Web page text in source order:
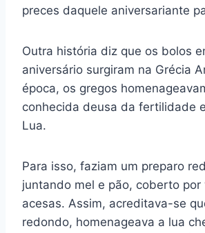
preces daquele aniversariante
Outra história diz que os bolos
aniversário surgiram na Grécia
época, os gregos
conhecida deusa da fertilidade
Lua.
Para isso, faziam um preparo
juntando mel e pão, coberto por
acesas. Assim, acreditava-se
redondo, homenageava a lua